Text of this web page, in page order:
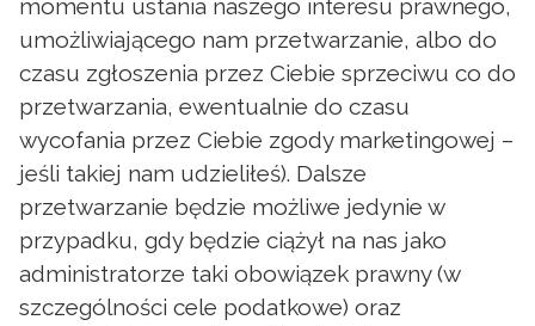
momentu ustania naszego interesu prawnego,
umożliwiającego nam przetwarzanie, albo do
czasu zgłoszenia przez Ciebie sprzeciwu co do
przetwarzania, ewentualnie do czasu
wycofania przez Ciebie zgody marketingowej –
jeśli takiej nam udzieliłeś). Dalsze
przetwarzanie będzie możliwe jedynie w
przypadku, gdy będzie ciążył na nas jako
administratorze taki obowiązek prawny (w
szczególności cele podatkowe) oraz